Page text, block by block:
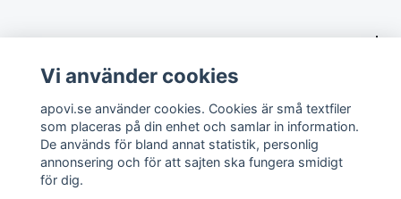
Om Apovi
Sociala medier
Vi använder cookies
apovi.se använder cookies. Cookies är små textfiler
som placeras på din enhet och samlar in information.
De används för bland annat statistik, personlig
annonsering och för att sajten ska fungera smidigt
för dig.